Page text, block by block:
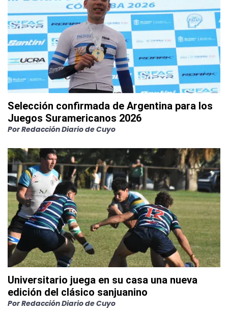
Selección confirmada de Argentina para los
Juegos Suramericanos 2026
PorRedacción Diario de Cuyo
Universitario juega en su casa una nueva
edición del clásico sanjuanino
PorRedacción Diario de Cuyo